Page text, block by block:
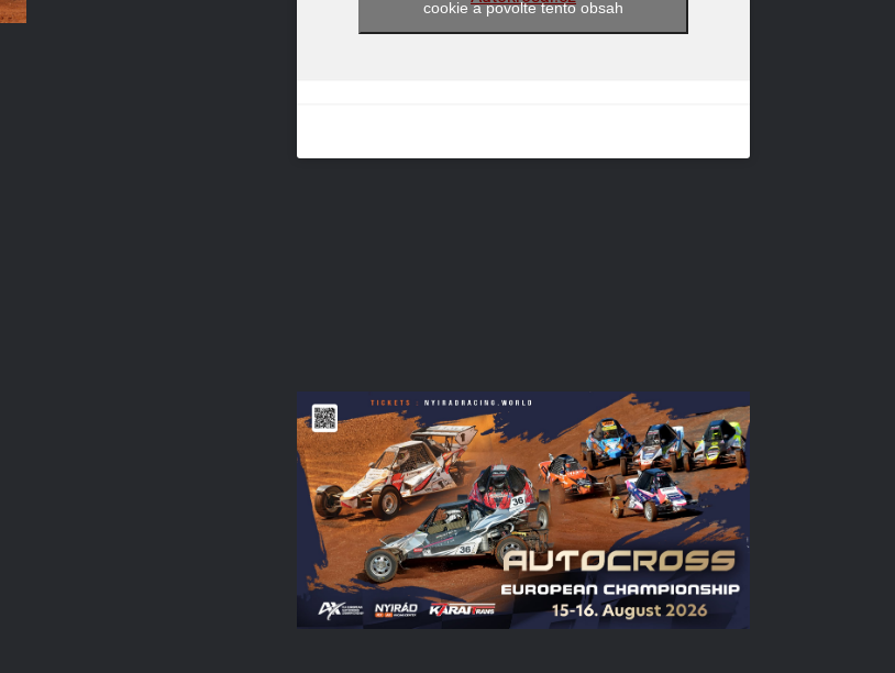
cookie a povolte tento obsah